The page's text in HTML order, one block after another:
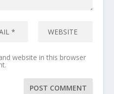
website in this browser